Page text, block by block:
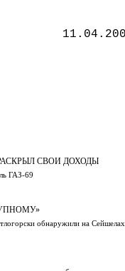
СВОИ ДОХОДЫ
ГАЗ-69
обнаружили на Сейшелах